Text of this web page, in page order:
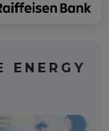
ENERGY